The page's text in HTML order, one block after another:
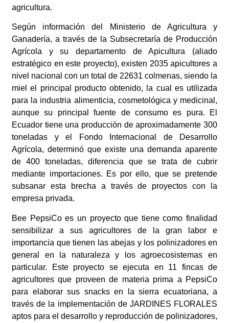
agricultura.
Según información del Ministerio de Agricultura y
Ganadería, a través de la Subsecretaría de Producción
Agrícola y su departamento de Apicultura (aliado
estratégico en este proyecto), existen 2035 apicultores a
nivel nacional con un total de 22631 colmenas, siendo la
miel el principal producto obtenido, la cual es utilizada
para la industria alimenticia, cosmetológica y medicinal,
aunque su principal fuente de consumo es pura. El
Ecuador tiene una producción de aproximadamente 300
toneladas y el Fondo Internacional de Desarrollo
Agrícola, determinó que existe una demanda aparente
de 400 toneladas, diferencia que se trata de cubrir
mediante importaciones. Es por ello, que se pretende
subsanar esta brecha a través de proyectos con la
empresa privada.
Bee PepsiCo es un proyecto que tiene como finalidad
sensibilizar a sus agricultores de la gran labor e
importancia que tienen las abejas y los polinizadores en
general en la naturaleza y los agroecosistemas en
particular. Este proyecto se ejecuta en 11 fincas de
agricultores que proveen de materia prima a PepsiCo
para elaborar sus snacks en la sierra ecuatoriana, a
través de la implementación de JARDINES FLORALES
aptos para el desarrollo y reproducción de polinizadores,